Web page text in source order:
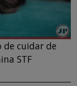
de cuidar de
STF